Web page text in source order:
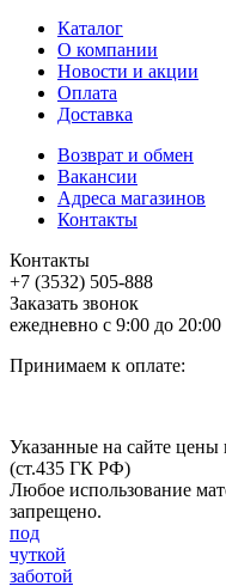
Каталог
О компании
Новости и акции
Оплата
Доставка
Возврат и обмен
Вакансии
Адреса магазинов
Контакты
Контакты
+7 (3532) 505-888
Заказать звонок
ежедневно с 9:00 до 20:00
Принимаем к оплате:
Указанные на сайте
(ст.435 ГК РФ)
Любое использование
запрещено.
под
чуткой
заботой